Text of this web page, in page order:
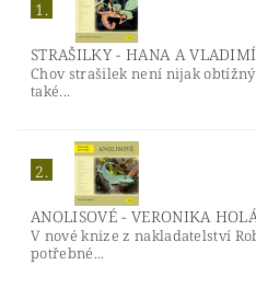
1.
STRAŠILKY - HANA A
Chov strašilek není nijak
také...
2.
ANOLISOVÉ - VERONIKA
V nové knize z nakladatelství
potřebné...